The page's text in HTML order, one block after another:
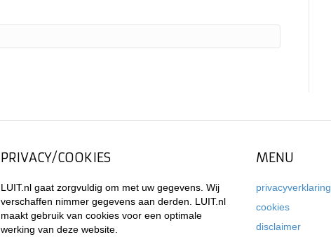
PRIVACY/COOKIES
LUIT.nl gaat zorgvuldig om met uw gegevens. Wij
verschaffen nimmer gegevens aan derden. LUIT.nl
maakt gebruik van cookies voor een optimale
werking van deze website.
MENU
privacyverklaring
cookies
disclaimer